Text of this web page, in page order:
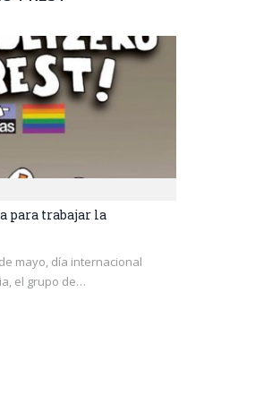
para trabajar la
mayo, día internacional
el grupo de…